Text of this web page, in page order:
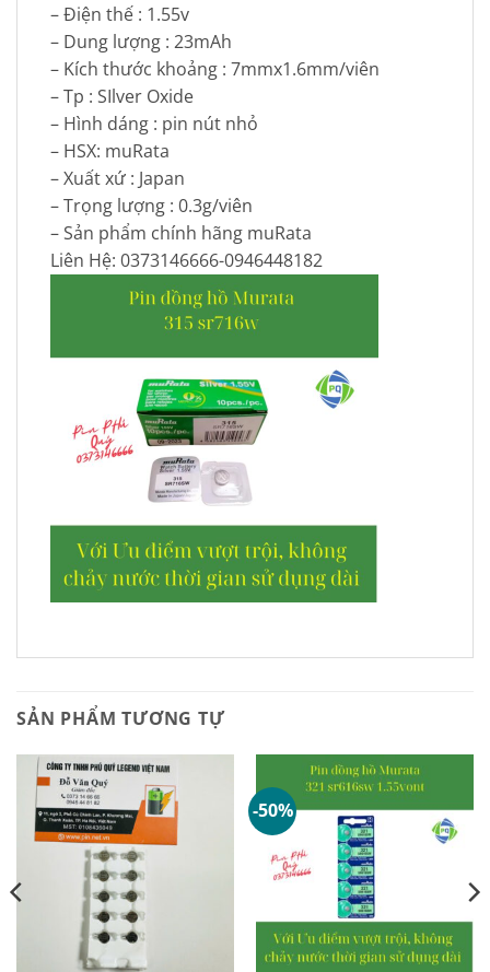
– Điện thế : 1.55v
– Dung lượng : 23mAh
– Kích thước khoảng : 7mmx1.6mm/viên
– Tp : SIlver Oxide
– Hình dáng : pin nút nhỏ
– HSX: muRata
– Xuất xứ : Japan
– Trọng lượng : 0.3g/viên
– Sản phẩm chính hãng muRata
Liên Hệ: 0373146666-0946448182
SẢN PHẨM TƯƠNG TỰ
-50%